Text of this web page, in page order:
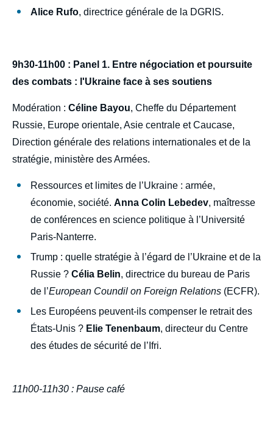
Alice Rufo, directrice générale de la DGRIS.
9h30-11h00 : Panel 1. Entre négociation et poursuite
des combats : l'Ukraine face à ses soutiens
Modération : Céline Bayou, Cheffe du Département
Russie, Europe orientale, Asie centrale et Caucase,
Direction générale des relations internationales et de la
stratégie, ministère des Armées.
Ressources et limites de l’Ukraine : armée,
économie, société. Anna Colin Lebedev, maîtresse
de conférences en science politique à l’Université
Paris-Nanterre.
Trump : quelle stratégie à l’égard de l’Ukraine et de la
Russie ? Célia Belin, directrice du bureau de Paris
de l’European Coundil on Foreign Relations (ECFR).
Les Européens peuvent-ils compenser le retrait des
États-Unis ? Elie Tenenbaum, directeur du Centre
des études de sécurité de l’Ifri.
11h00-11h30 : Pause café